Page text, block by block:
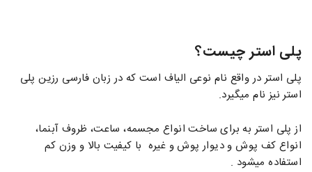
پلی استر چیست؟
پلی استر در واقع نام نوعی الیاف است که در زبان فارسی رزین پلی
استر نیز نام میگیرد.
از پلی استر به برای ساخت انواع مجسمه، ساعت، ظروف آبنما،
انواع کف پوش و دیوار پوش و غیره با کیفیت بالا و وزن کم
استفاده میشود .